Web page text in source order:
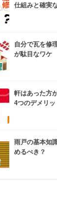
仕組みと確実
自分で瓦を修
が駄目なワケ
軒はあった方
4つのデメリッ
雨戸の基本知
めるべき？